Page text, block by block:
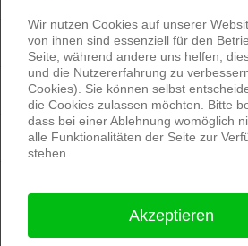
Wir nutzen Cookies auf unserer
von ihnen sind essenziell für den
Seite, während andere uns helfen,
und die Nutzererfahrung zu
Cookies). Sie können selbst
die Cookies zulassen möchten. Bitte
dass bei einer Ablehnung womöglich
alle Funktionalitäten der Seite zur
stehen.
Akzeptieren